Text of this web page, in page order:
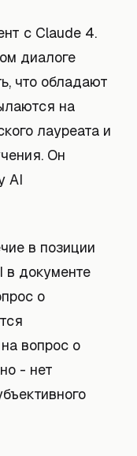
с Claude 4.
диалоге
что обладают
на
лауреата и
Он
AI
в позиции
в документе
о
вопрос о
- нет